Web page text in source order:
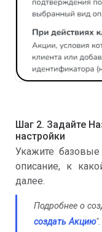
Шаг 2. Задайте
настройки
Укажите
описание, к
далее.
Подробнее о
создать Акцию".